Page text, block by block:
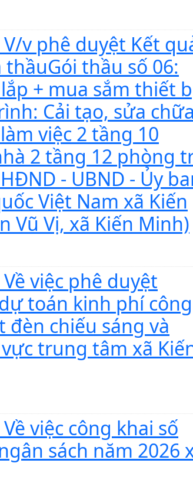
V/v phê duyệt Kết
thầu số 06:
+ mua sắm thiết
Cải tạo, sửa
việc 2 tầng 10
2 tầng 12 phòng
- UBND - Ủy
Việt Nam xã Kiến
Vũ Vị, xã Kiến Minh)
việc phê duyệt
toán kinh phí công
đèn chiếu sáng và
trung tâm xã
việc công khai số
sách năm 2026